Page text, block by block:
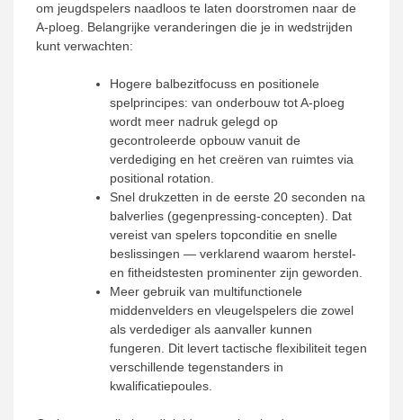
om jeugdspelers naadloos te laten doorstromen naar de
A-ploeg. Belangrijke veranderingen die je in wedstrijden
kunt verwachten:
Hogere balbezitfocuss en positionele
spelprincipes: van onderbouw tot A-ploeg
wordt meer nadruk gelegd op
gecontroleerde opbouw vanuit de
verdediging en het creëren van ruimtes via
positional rotation.
Snel drukzetten in de eerste 20 seconden na
balverlies (gegenpressing-concepten). Dat
vereist van spelers topconditie en snelle
beslissingen — verklarend waarom herstel-
en fitheidstesten prominenter zijn geworden.
Meer gebruik van multifunctionele
middenvelders en vleugelspelers die zowel
als verdediger als aanvaller kunnen
fungeren. Dit levert tactische flexibiliteit tegen
verschillende tegenstanders in
kwalificatiepoules.